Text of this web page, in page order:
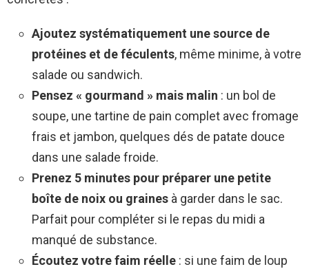
Ajoutez systématiquement une source de
protéines et de féculents, même minime, à votre
salade ou sandwich.
Pensez « gourmand » mais malin : un bol de
soupe, une tartine de pain complet avec fromage
frais et jambon, quelques dés de patate douce
dans une salade froide.
Prenez 5 minutes pour préparer une petite
boîte de noix ou graines à garder dans le sac.
Parfait pour compléter si le repas du midi a
manqué de substance.
Écoutez votre faim réelle : si une faim de loup